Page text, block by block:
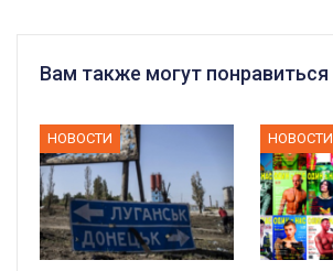
Вам также могут понравиться
НОВОСТИ НОВОСТИ